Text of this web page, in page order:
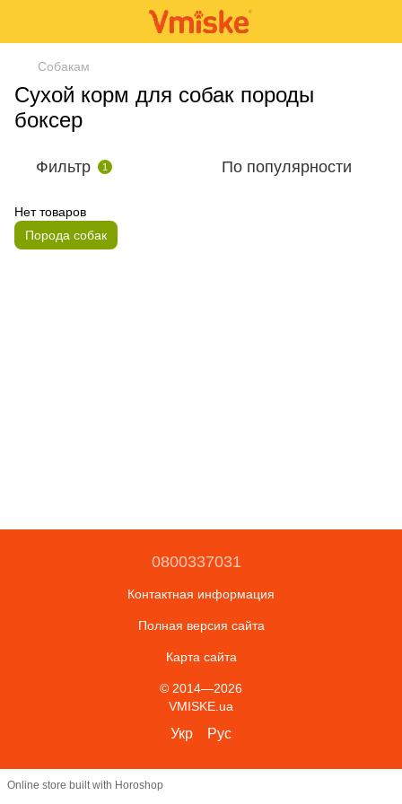
Собакам
Сухой корм для собак породы
боксер
Фильтр 1 По популярности
Нет товаров
Порода собак
0800337031
Контактная информация
Полная версия сайта
Карта сайта
© 2014—2026
VMISKE.ua
Укр Рус
Online store built with Horoshop